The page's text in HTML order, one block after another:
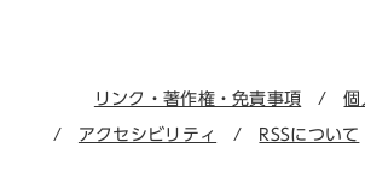
リンク・著作権・免責事項 個
アクセシビリティ RSSについて